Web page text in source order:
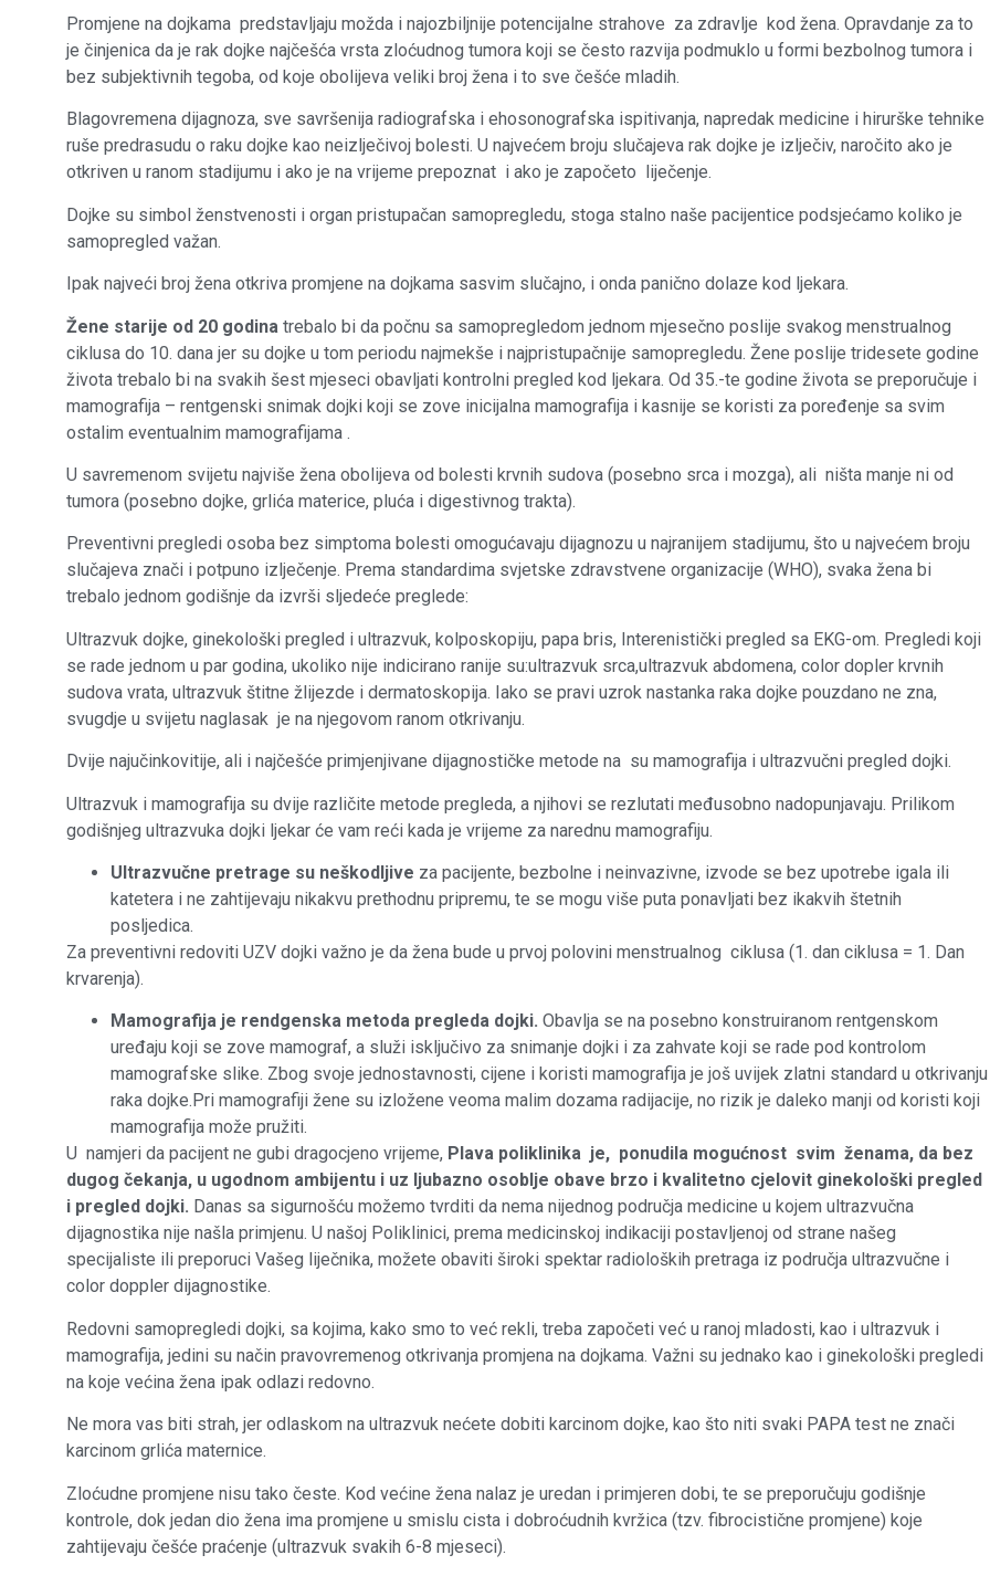
Promjene na dojkama predstavljaju možda i najozbiljnije potencijalne strahove za zdravlje kod žena. Opravdanje za to
je činjenica da je rak dojke najčešća vrsta zloćudnog tumora koji se često razvija podmuklo u formi bezbolnog tumora i
bez subjektivnih tegoba, od koje obolijeva veliki broj žena i to sve češće mladih.
Blagovremena dijagnoza, sve savršenija radiografska i ehosonografska ispitivanja, napredak medicine i hirurške tehnike
ruše predrasudu o raku dojke kao neizlječivoj bolesti. U najvećem broju slučajeva rak dojke je izlječiv, naročito ako je
otkriven u ranom stadijumu i ako je na vrijeme prepoznat i ako je započeto liječenje.
Dojke su simbol ženstvenosti i organ pristupačan samopregledu, stoga stalno naše pacijentice podsjećamo koliko je
samopregled važan.
Ipak najveći broj žena otkriva promjene na dojkama sasvim slučajno, i onda panično dolaze kod ljekara.
Žene starije od 20 godina trebalo bi da počnu sa samopregledom jednom mjesečno poslije svakog menstrualnog
ciklusa do 10. dana jer su dojke u tom periodu najmekše i najpristupačnije samopregledu. Žene poslije tridesete godine
života trebalo bi na svakih šest mjeseci obavljati kontrolni pregled kod ljekara. Od 35.-te godine života se preporučuje i
mamografija – rentgenski snimak dojki koji se zove inicijalna mamografija i kasnije se koristi za poređenje sa svim
ostalim eventualnim mamografijama .
U savremenom svijetu najviše žena obolijeva od bolesti krvnih sudova (posebno srca i mozga), ali ništa manje ni od
tumora (posebno dojke, grlića materice, pluća i digestivnog trakta).
Preventivni pregledi osoba bez simptoma bolesti omogućavaju dijagnozu u najranijem stadijumu, što u najvećem broju
slučajeva znači i potpuno izlječenje. Prema standardima svjetske zdravstvene organizacije (WHO), svaka žena bi
trebalo jednom godišnje da izvrši sljedeće preglede:
Ultrazvuk dojke, ginekološki pregled i ultrazvuk, kolposkopiju, papa bris, Interenistički pregled sa EKG-om. Pregledi koji
se rade jednom u par godina, ukoliko nije indicirano ranije su:ultrazvuk srca,ultrazvuk abdomena, color dopler krvnih
sudova vrata, ultrazvuk štitne žlijezde i dermatoskopija. Iako se pravi uzrok nastanka raka dojke pouzdano ne zna,
svugdje u svijetu naglasak je na njegovom ranom otkrivanju.
Dvije najučinkovitije, ali i najčešće primjenjivane dijagnostičke metode na su mamografija i ultrazvučni pregled dojki.
Ultrazvuk i mamografija su dvije različite metode pregleda, a njihovi se rezlutati međusobno nadopunjavaju. Prilikom
godišnjeg ultrazvuka dojki ljekar će vam reći kada je vrijeme za narednu mamografiju.
Ultrazvučne pretrage su neškodljive za pacijente, bezbolne i neinvazivne, izvode se bez upotrebe igala ili
katetera i ne zahtijevaju nikakvu prethodnu pripremu, te se mogu više puta ponavljati bez ikakvih štetnih
posljedica.
Za preventivni redoviti UZV dojki važno je da žena bude u prvoj polovini menstrualnog ciklusa (1. dan ciklusa = 1. Dan
krvarenja).
Mamografija je rendgenska metoda pregleda dojki. Obavlja se na posebno konstruiranom rentgenskom
uređaju koji se zove mamograf, a služi isključivo za snimanje dojki i za zahvate koji se rade pod kontrolom
mamografske slike. Zbog svoje jednostavnosti, cijene i koristi mamografija je još uvijek zlatni standard u otkrivanju
raka dojke.Pri mamografiji žene su izložene veoma malim dozama radijacije, no rizik je daleko manji od koristi koji
mamografija može pružiti.
U namjeri da pacijent ne gubi dragocjeno vrijeme, Plava poliklinika je, ponudila mogućnost svim ženama, da bez
dugog čekanja, u ugodnom ambijentu i uz ljubazno osoblje obave brzo i kvalitetno cjelovit ginekološki pregled
i pregled dojki. Danas sa sigurnošću možemo tvrditi da nema nijednog područja medicine u kojem ultrazvučna
dijagnostika nije našla primjenu. U našoj Poliklinici, prema medicinskoj indikaciji postavljenoj od strane našeg
specijaliste ili preporuci Vašeg liječnika, možete obaviti široki spektar radioloških pretraga iz područja ultrazvučne i
color doppler dijagnostike.
Redovni samopregledi dojki, sa kojima, kako smo to već rekli, treba započeti već u ranoj mladosti, kao i ultrazvuk i
mamografija, jedini su način pravovremenog otkrivanja promjena na dojkama. Važni su jednako kao i ginekološki pregledi
na koje većina žena ipak odlazi redovno.
Ne mora vas biti strah, jer odlaskom na ultrazvuk nećete dobiti karcinom dojke, kao što niti svaki PAPA test ne znači
karcinom grlića maternice.
Zloćudne promjene nisu tako česte. Kod većine žena nalaz je uredan i primjeren dobi, te se preporučuju godišnje
kontrole, dok jedan dio žena ima promjene u smislu cista i dobroćudnih kvržica (tzv. fibrocistične promjene) koje
zahtijevaju češće praćenje (ultrazvuk svakih 6-8 mjeseci).